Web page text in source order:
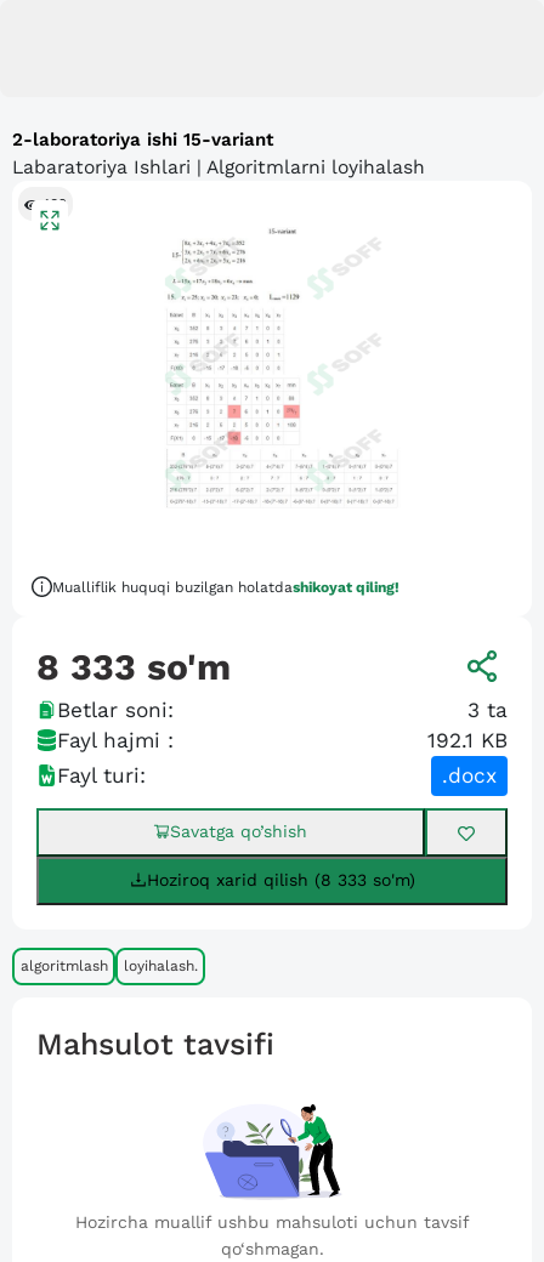
2-laboratoriya ishi 15-variant
Labaratoriya Ishlari | Algoritmlarni loyihalash
182
Mualliflik huquqi buzilgan holatdashikoyat qiling!
8 333 so'm
Betlar soni: 3 ta
Fayl hajmi :
192.1 KB
Fayl turi:
.docx
Savatga qo’shish
Hoziroq xarid qilish (8 333 so'm)
algoritmlash loyihalash.
Mahsulot tavsifi
Hozircha muallif ushbu mahsuloti uchun tavsif
qo‘shmagan.